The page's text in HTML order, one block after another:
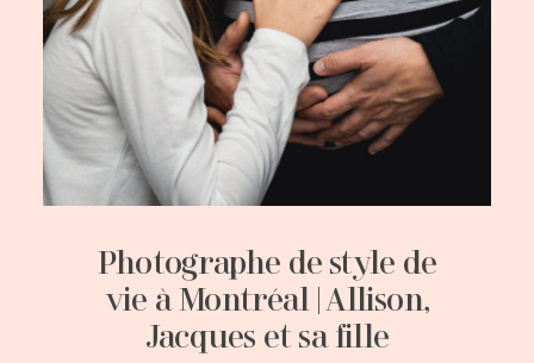
Photographe de style de
vie à Montréal | Allison,
Jacques et sa fille